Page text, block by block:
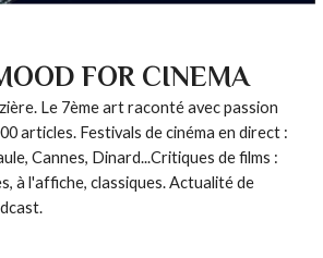
FOR CINEMA
Le 7ème art raconté avec passion
articles. Festivals de cinéma en direct :
Cannes, Dinard...Critiques de films :
à l'affiche, classiques. Actualité de